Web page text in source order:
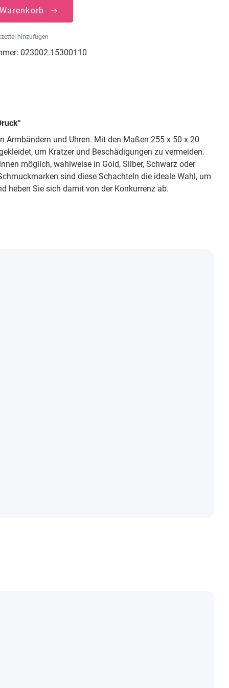
hinzufügen
023002.15300110
Armbändern und Uhren. Mit den Maßen 255 x 50 x 20
um Kratzer und Beschädigungen zu vermeiden.
möglich, wahlweise in Gold, Silber, Schwarz oder
sind diese Schachteln die ideale Wahl, um
heben Sie sich damit von der Konkurrenz ab.